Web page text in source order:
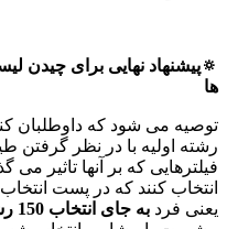
🔅پیشنهاد نهایی برای چیدن
ها
توصیه می شود که داوطلبان
رشته اولیه با در نظر
فیلترهایی که بر آنها تاثیر می
انتخاب کنند که در پست
یعنی فرد به جای انتخاب 150 رشته 250 رشته انتخاب کند